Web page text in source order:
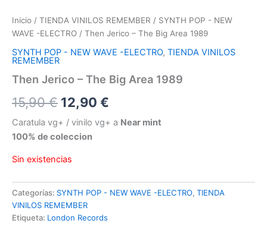
Inicio / TIENDA VINILOS REMEMBER / SYNTH POP - NEW
WAVE -ELECTRO / Then Jerico – The Big Area 1989
SYNTH POP - NEW WAVE -ELECTRO, TIENDA VINILOS
REMEMBER
Then Jerico – The Big Area 1989
15,90€ El
precio
original
era:
15,90 €.
12,90 €
precio
12,90 €.
Caratula vg+ / vinilo vg+ a Near mint
100% de coleccion
Sin existencias
Categorías: SYNTH POP - NEW WAVE -ELECTRO, TIENDA
VINILOS REMEMBER
Etiqueta: London Records